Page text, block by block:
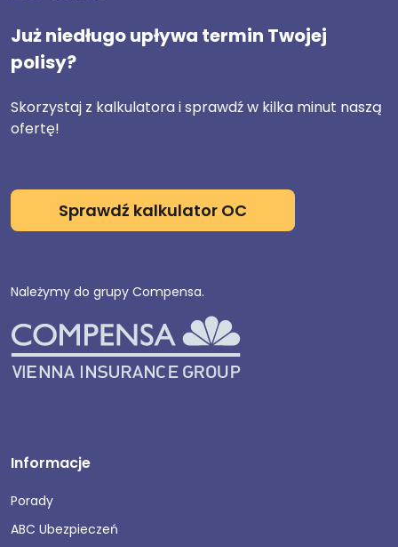
Już niedługo upływa termin Twojej
polisy?
Skorzystaj z kalkulatora i sprawdź w kilka minut naszą
ofertę!
Sprawdź kalkulator OC
Należymy do grupy Compensa.
Informacje
Porady
ABC Ubezpieczeń